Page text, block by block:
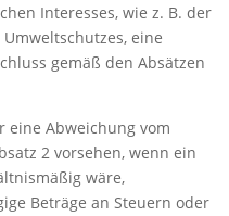
Interesses, wie z. B. der
eine
gemäß den Absätzen
eine Abweichung vom
2 vorsehen, wenn ein
wäre,
Beträge an Steuern oder